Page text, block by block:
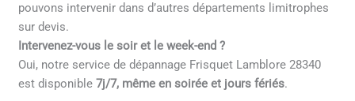
pouvons intervenir dans d’autres départements limitrophes
sur devis.
Intervenez-vous le soir et le week-end ?
Oui, notre service de dépannage Frisquet Lamblore 28340
est disponible7j/7, même en soirée et jours fériés.